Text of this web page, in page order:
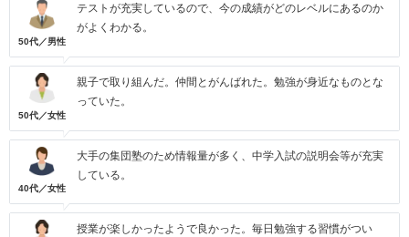
50代／男性
テストが充実しているので、今の成績がどのレベルにあるのか
がよくわかる。
50代／女性
親子で取り組んだ。仲間とがんばれた。勉強が身近なものとな
っていた。
40代／女性
大手の集団塾のため情報量が多く、中学入試の説明会等が充実
している。
授業が楽しかったようで良かった。毎日勉強する習慣がつい